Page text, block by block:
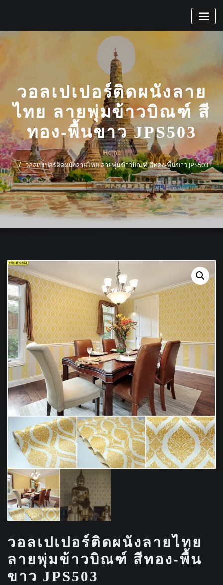
วอลเปเปอร์ติดผนังลาย
ไทย ลายพุ่มข้าวบิณฑ์ สี
ทอง-พื้นขาว JPS503
Home
วอลเปเปอร์ติดผนังลายไทย ลายพุ่มข้าวบิณฑ์ สีทอง-พื้นขาว JPS503
วอลเปเปอร์ติดผนังลายไทย
ลายพุ่มข้าวบิณฑ์ สีทอง-พื้น
ขาว JPS503